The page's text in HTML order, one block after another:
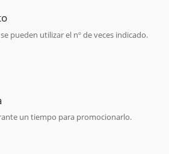
pueden utilizar el nº de veces indicado.
un tiempo para promocionarlo.